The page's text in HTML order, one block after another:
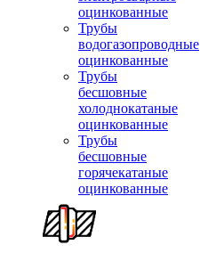
оцинкованные
Трубы
водогазопроводные
оцинкованные
Трубы
бесшовные
холоднокатаные
оцинкованные
Трубы
бесшовные
горячекатаные
оцинкованные